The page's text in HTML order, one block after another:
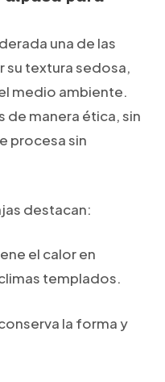
una de las
su textura sedosa,
medio ambiente.
de manera ética, sin
procesa sin
destacan:
el calor en
templados.
la forma y